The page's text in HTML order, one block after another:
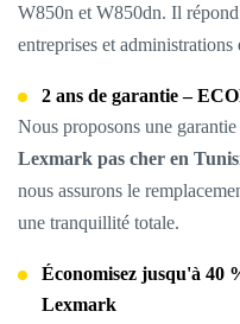
W850n et W850dn. Il
entreprises et administrations
2 ans de garantie –
Nous proposons une
Lexmark pas cher en
nous assurons le
une tranquillité totale.
Économisez jusqu'à 40
Lexmark